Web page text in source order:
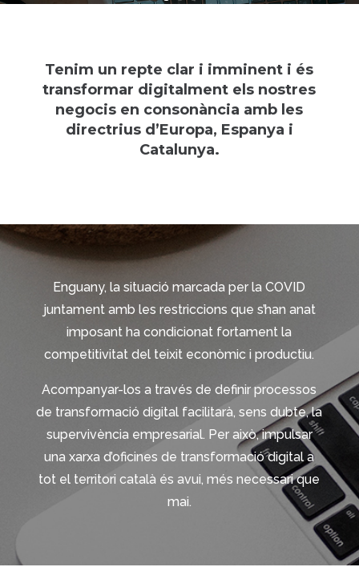
Tenim un repte clar i imminent i és
transformar digitalment els nostres
negocis en consonància amb les
directrius d’Europa, Espanya i
Catalunya.
Enguany, la situació marcada per la COVID
juntament amb les restriccions que s’han anat
imposant ha condicionat fortament la
competitivitat del teixit econòmic i productiu.
Acompanyar-los a través de definir processos
de transformació digital facilitarà, sens dubte, la
supervivència empresarial. Per això, impulsar
una xarxa d’oficines de transformació digital a
tot el territori català és avui, més necessari que
mai.